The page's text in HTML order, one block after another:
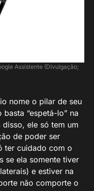
Assistente (Divulgação;
nome o pilar de seu
basta “espetá-lo” na
ele só tem um
de poder ser
ter cuidado com o
se ela somente tiver
e estiver na
não comporte o